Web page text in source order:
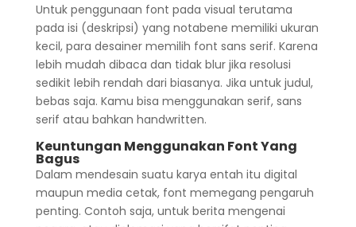
Untuk penggunaan font pada visual terutama
pada isi (deskripsi) yang notabene memiliki ukuran
kecil, para desainer memilih font sans serif. Karena
lebih mudah dibaca dan tidak blur jika resolusi
sedikit lebih rendah dari biasanya. Jika untuk judul,
bebas saja. Kamu bisa menggunakan serif, sans
serif atau bahkan handwritten.
Keuntungan Menggunakan Font Yang
Bagus
Dalam mendesain suatu karya entah itu digital
maupun media cetak, font memegang pengaruh
penting. Contoh saja, untuk berita mengenai